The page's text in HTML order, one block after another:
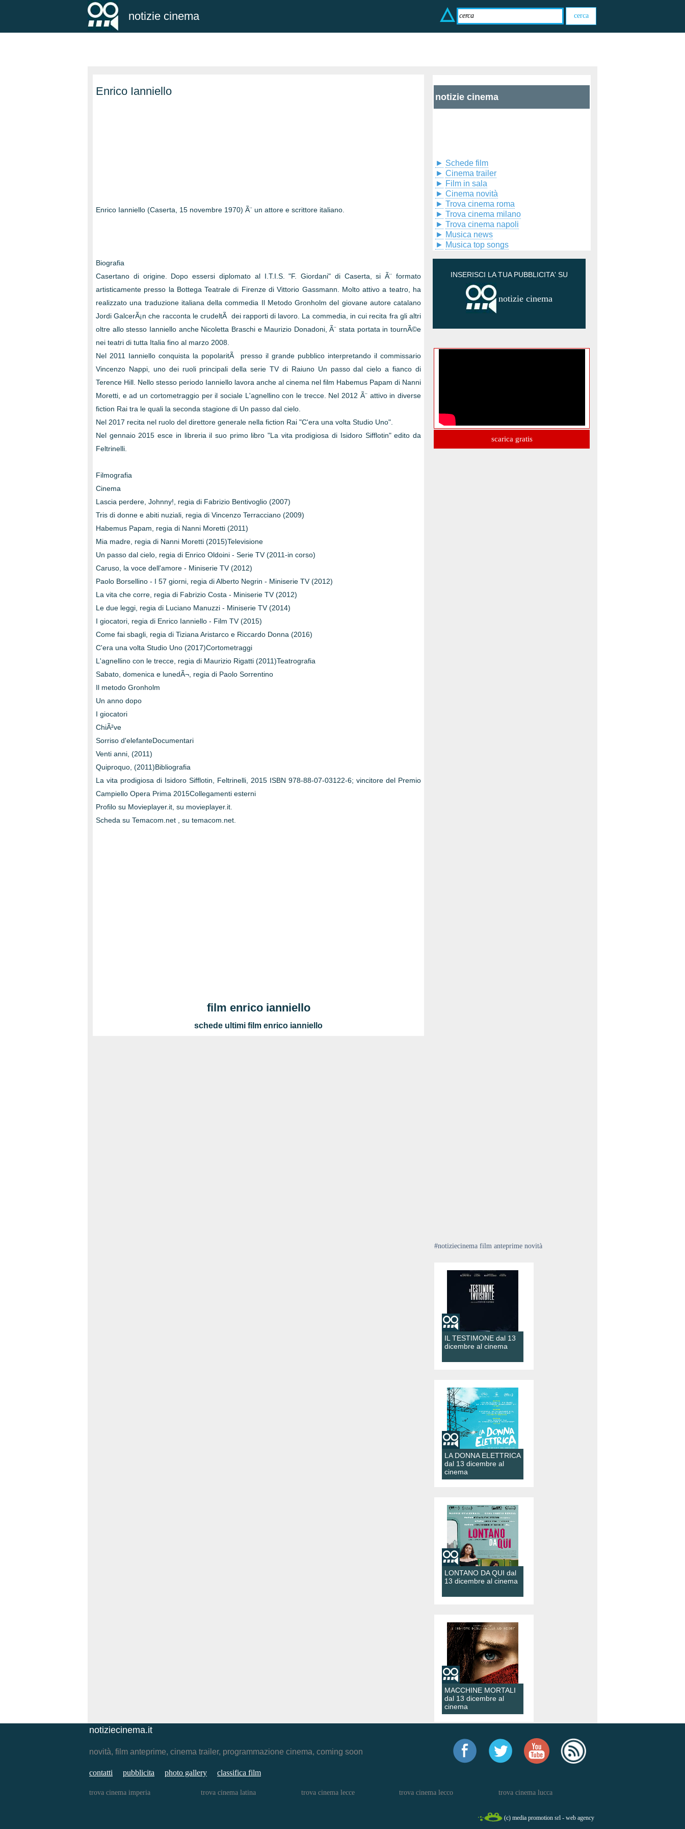
notizie cinema
Enrico Ianniello
Enrico Ianniello (Caserta, 15 novembre 1970) Ã¨ un attore e scrittore italiano.
Biografia
Casertano di origine. Dopo essersi diplomato al I.T.I.S. "F. Giordani" di Caserta, si Ã¨ formato
artisticamente presso la Bottega Teatrale di Firenze di Vittorio Gassmann. Molto attivo a teatro, ha
realizzato una traduzione italiana della commedia Il Metodo Gronholm del giovane autore catalano
Jordi GalcerÃ¡n che racconta le crudeltÃ dei rapporti di lavoro. La commedia, in cui recita fra gli altri
oltre allo stesso Ianniello anche Nicoletta Braschi e Maurizio Donadoni, Ã¨ stata portata in tournÃ©e
nei teatri di tutta Italia fino al marzo 2008.
Nel 2011 Ianniello conquista la popolaritÃ presso il grande pubblico interpretando il commissario
Vincenzo Nappi, uno dei ruoli principali della serie TV di Raiuno Un passo dal cielo a fianco di
Terence Hill. Nello stesso periodo Ianniello lavora anche al cinema nel film Habemus Papam di Nanni
Moretti, e ad un cortometraggio per il sociale L'agnellino con le trecce. Nel 2012 Ã¨ attivo in diverse
fiction Rai tra le quali la seconda stagione di Un passo dal cielo.
Nel 2017 recita nel ruolo del direttore generale nella fiction Rai "C'era una volta Studio Uno".
Nel gennaio 2015 esce in libreria il suo primo libro "La vita prodigiosa di Isidoro Sifflotin" edito da
Feltrinelli.
Filmografia
Cinema
Lascia perdere, Johnny!, regia di Fabrizio Bentivoglio (2007)
Tris di donne e abiti nuziali, regia di Vincenzo Terracciano (2009)
Habemus Papam, regia di Nanni Moretti (2011)
Mia madre, regia di Nanni Moretti (2015)Televisione
Un passo dal cielo, regia di Enrico Oldoini - Serie TV (2011-in corso)
Caruso, la voce dell'amore - Miniserie TV (2012)
Paolo Borsellino - I 57 giorni, regia di Alberto Negrin - Miniserie TV (2012)
La vita che corre, regia di Fabrizio Costa - Miniserie TV (2012)
Le due leggi, regia di Luciano Manuzzi - Miniserie TV (2014)
I giocatori, regia di Enrico Ianniello - Film TV (2015)
Come fai sbagli, regia di Tiziana Aristarco e Riccardo Donna (2016)
C'era una volta Studio Uno (2017)Cortometraggi
L'agnellino con le trecce, regia di Maurizio Rigatti (2011)Teatrografia
Sabato, domenica e lunedÃ¬, regia di Paolo Sorrentino
Il metodo Gronholm
Un anno dopo
I giocatori
ChiÃ²ve
Sorriso d'elefanteDocumentari
Venti anni, (2011)
Quiproquo, (2011)Bibliografia
La vita prodigiosa di Isidoro Sifflotin, Feltrinelli, 2015 ISBN 978-88-07-03122-6; vincitore del Premio
Campiello Opera Prima 2015Collegamenti esterni
Profilo su Movieplayer.it, su movieplayer.it.
Scheda su Temacom.net , su temacom.net.
film enrico ianniello
schede ultimi film enrico ianniello
notizie cinema
► Schede film
► Cinema trailer
► Film in sala
► Cinema novità
► Trova cinema roma
► Trova cinema milano
► Trova cinema napoli
► Musica news
► Musica top songs
INSERISCI LA TUA PUBBLICITA' SU
notizie cinema
scarica gratis
#notiziecinema film anteprime novità
IL TESTIMONE dal 13
dicembre al cinema
LA DONNA ELETTRICA
dal 13 dicembre al
cinema
LONTANO DA QUI dal
13 dicembre al cinema
MACCHINE MORTALI
dal 13 dicembre al
cinema
notiziecinema.it
novità, film anteprime, cinema trailer, programmazione cinema, coming soon
contatti pubblicita photo gallery classifica film
trova cinema imperia trova cinema latina trova cinema lecce trova cinema lecco trova cinema lucca
(c) media promotion srl - web agency